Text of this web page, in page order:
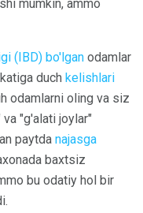
mumkin, ammo
(IBD) bo'lgan odamlar
duch kelishlari
odamlarni oling va siz
"g'alati joylar"
paytda najasga
baxtsiz
bu odatiy hol bir